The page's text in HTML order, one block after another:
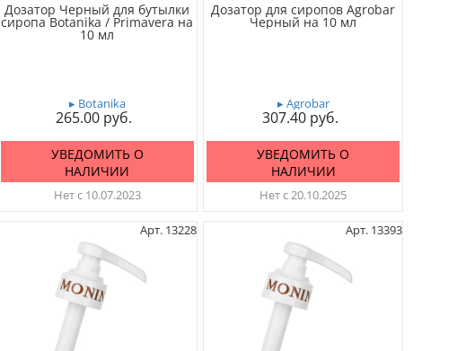
Дозатор Черный для бутылки
сиропа Botanika / Primavera на
10 мл
▸ Botanika
265.00
УВЕДОМИТЬ О
НАЛИЧИИ
Нет с 10.07.2023
Дозатор для сиропов Agrobar
Черный на 10 мл
▸ Agrobar
307.40
УВЕДОМИТЬ О
НАЛИЧИИ
Нет с 20.10.2025
Арт. 13228 Арт. 13393